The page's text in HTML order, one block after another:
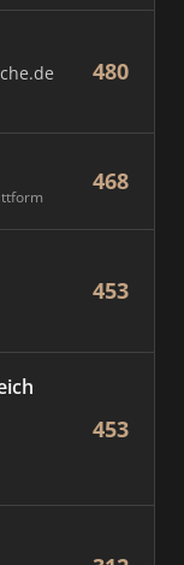
480
468
453
453